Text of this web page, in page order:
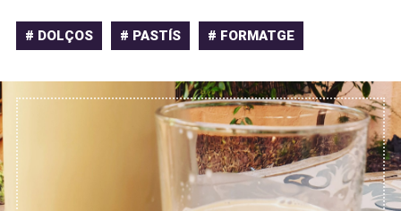
# DOLÇOS # PASTÍS # FORMATGE